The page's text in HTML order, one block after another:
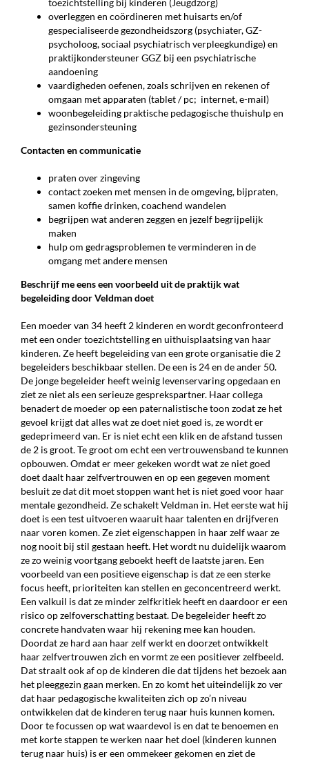
overleggen en coördineren met huisarts en/of
gespecialiseerde gezondheidszorg (psychiater, GZ-
psycholoog, sociaal psychiatrisch verpleegkundige) en
praktijkondersteuner GGZ bij een psychiatrische
aandoening
vaardigheden oefenen, zoals schrijven en rekenen of
omgaan met apparaten (tablet / pc; internet, e-mail)
woonbegeleiding praktische pedagogische thuishulp en
gezinsondersteuning
Contacten en communicatie
praten over zingeving
contact zoeken met mensen in de omgeving, bijpraten,
samen koffie drinken, coachend wandelen
begrijpen wat anderen zeggen en jezelf begrijpelijk
maken
hulp om gedragsproblemen te verminderen in de
omgang met andere mensen
Beschrijf me eens een voorbeeld uit de praktijk wat
begeleiding door Veldman doet
Een moeder van 34 heeft 2 kinderen en wordt geconfronteerd
met een onder toezichtstelling en uithuisplaatsing van haar
kinderen. Ze heeft begeleiding van een grote organisatie die 2
begeleiders beschikbaar stellen. De een is 24 en de ander 50.
De jonge begeleider heeft weinig levenservaring opgedaan en
ziet ze niet als een serieuze gesprekspartner. Haar collega
benadert de moeder op een paternalistische toon zodat ze het
gevoel krijgt dat alles wat ze doet niet goed is, ze wordt er
gedeprimeerd van. Er is niet echt een klik en de afstand tussen
de 2 is groot. Te groot om echt een vertrouwensband te kunnen
opbouwen. Omdat er meer gekeken wordt wat ze niet goed
doet daalt haar zelfvertrouwen en op een gegeven moment
besluit ze dat dit moet stoppen want het is niet goed voor haar
mentale gezondheid. Ze schakelt Veldman in. Het eerste wat hij
doet is een test uitvoeren waaruit haar talenten en drijfveren
naar voren komen. Ze ziet eigenschappen in haar zelf waar ze
nog nooit bij stil gestaan heeft. Het wordt nu duidelijk waarom
ze zo weinig voortgang geboekt heeft de laatste jaren. Een
voorbeeld van een positieve eigenschap is dat ze een sterke
focus heeft, prioriteiten kan stellen en geconcentreerd werkt.
Een valkuil is dat ze minder zelfkritiek heeft en daardoor er een
risico op zelfoverschatting bestaat. De begeleider heeft zo
concrete handvaten waar hij rekening mee kan houden.
Doordat ze hard aan haar zelf werkt en doorzet ontwikkelt
haar zelfvertrouwen zich en vormt ze een positiever zelfbeeld.
Dat straalt ook af op de kinderen die dat tijdens het bezoek aan
het pleeggezin gaan merken. En zo komt het uiteindelijk zo ver
dat haar pedagogische kwaliteiten zich op zo’n niveau
ontwikkelen dat de kinderen terug naar huis kunnen komen.
Door te focussen op wat waardevol is en dat te benoemen en
met korte stappen te werken naar het doel (kinderen kunnen
terug naar huis) is er een ommekeer gekomen en ziet de